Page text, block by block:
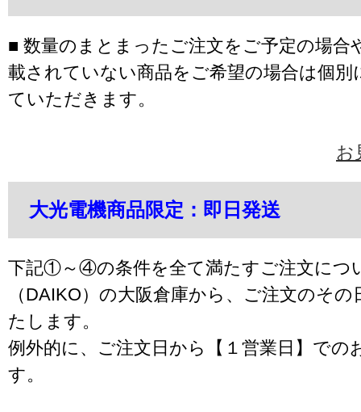
■ 数量のまとまったご注文をご予定の場合
載されていない商品をご希望の場合は個別
ていただきます。
お
大光電機商品限定：即日発送
下記①～④の条件を全て満たすご注文につ
（DAIKO）の大阪倉庫から、ご注文のそ
たします。
例外的に、ご注文日から【１営業日】での
す。